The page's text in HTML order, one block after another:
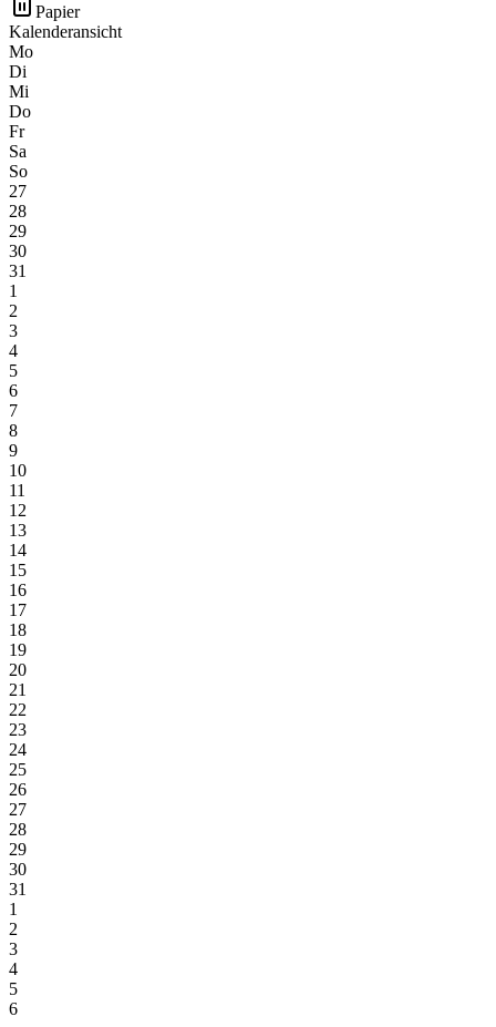
Papier
Kalenderansicht
Mo
Di
Mi
Do
Fr
Sa
So
27
28
29
30
31
1
2
3
4
5
6
7
8
9
10
11
12
13
14
15
16
17
18
19
20
21
22
23
24
25
26
27
28
29
30
31
1
2
3
4
5
6